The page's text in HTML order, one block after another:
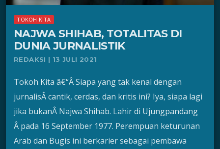
TOKOH KITA
NAJWA SHIHAB, TOTALITAS DI
DUNIA JURNALISTIK
REDAKSI | 13 JULI 2021
Tokoh Kita â€“Â Siapa yang tak kenal dengan
jurnalisÂ cantik, cerdas, dan kritis ini? Iya, siapa lagi
jika bukanÂ Najwa Shihab. Lahir di Ujungpandang
Â pada 16 September 1977. Perempuan keturunan
Arab dan Bugis ini berkarier sebagai pembawa